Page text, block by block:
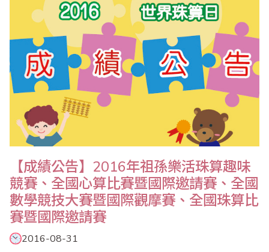
【成績公告】2016年祖孫樂活珠算趣味
競賽、全國心算比賽暨國際邀請賽、全國
數學競技大賽暨國際觀摩賽、全國珠算比
賽暨國際邀請賽
2016-08-31